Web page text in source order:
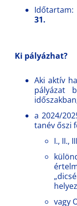
31.
Ki pályázhat?
Aki aktív
pályázat
a 2024/
tanév őszi
I., II.,
vagy